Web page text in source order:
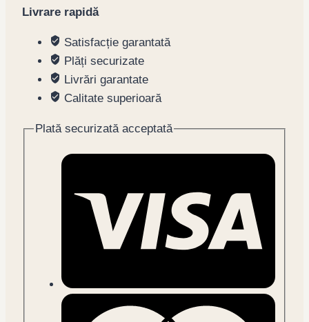
Livrare rapidă
Satisfacție garantată
Plăți securizate
Livrări garantate
Calitate superioară
Plată securizată acceptată